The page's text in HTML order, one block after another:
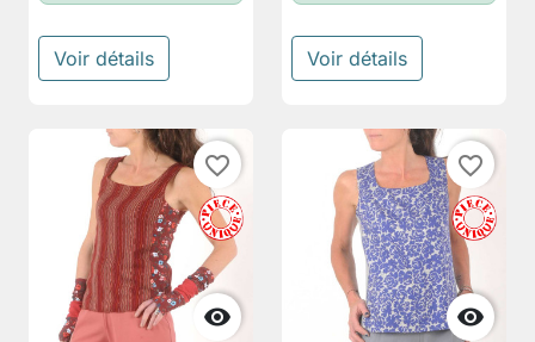
Voir détails Voir détails

favorite_border

favorite_border